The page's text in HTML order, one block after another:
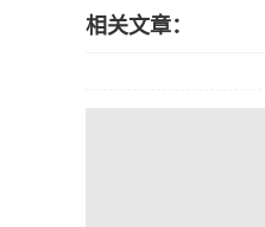
相关文章：